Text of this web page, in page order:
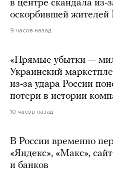
в центре скандала из-
оскорбившей
9 часов назад
«Прямые убытки —
Украинский
из-за удара России
потери в истории
10 часов назад
В России временно
«Яндекс», «Макс»,
и банков